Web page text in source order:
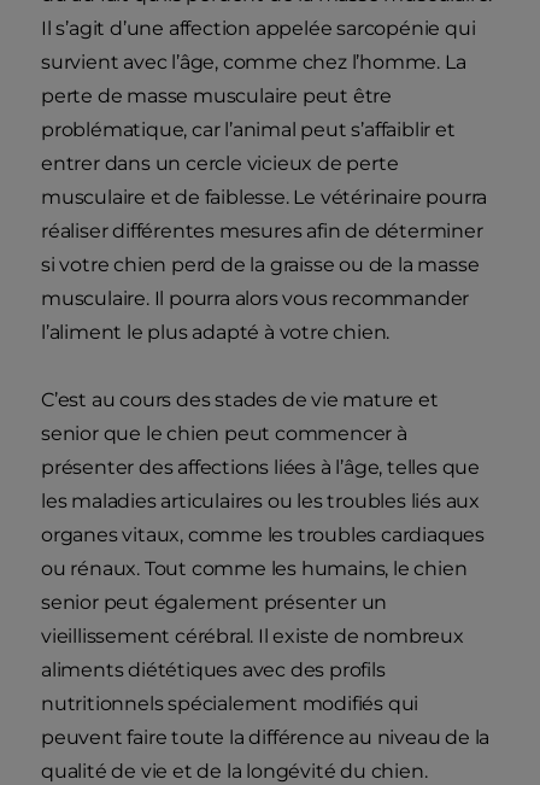
Il s’agit d’une affection appelée sarcopénie qui
survient avec l’âge, comme chez l’homme. La
perte de masse musculaire peut être
problématique, car l’animal peut s’affaiblir et
entrer dans un cercle vicieux de perte
musculaire et de faiblesse. Le vétérinaire pourra
réaliser différentes mesures afin de déterminer
si votre chien perd de la graisse ou de la masse
musculaire. Il pourra alors vous recommander
l’aliment le plus adapté à votre chien.
C’est au cours des stades de vie mature et
senior que le chien peut commencer à
présenter des affections liées à l’âge, telles que
les maladies articulaires ou les troubles liés aux
organes vitaux, comme les troubles cardiaques
ou rénaux. Tout comme les humains, le chien
senior peut également présenter un
vieillissement cérébral. Il existe de nombreux
aliments diététiques avec des profils
nutritionnels spécialement modifiés qui
peuvent faire toute la différence au niveau de la
qualité de vie et de la longévité du chien.